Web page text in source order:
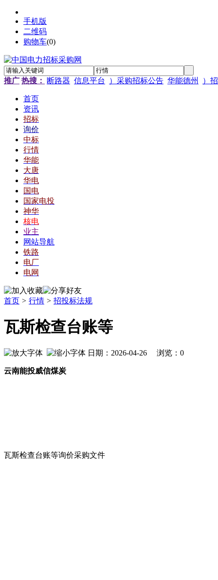
手机版
二维码
购物车(0)
推广 热搜： 断路器 信息平台 ）采购招标公告 华能德州 ）
首页
资讯
招标
询价
中标
行情
华能
大唐
华电
国电
国家电投
神华
核电
业主
网站导航
铁路
电厂
电网
首页 > 行情 > 招投标法规
瓦斯检查台账等
日期：2026-04-26 浏览： 0
云南能投威信煤炭
瓦斯检查台账等询价采购文件